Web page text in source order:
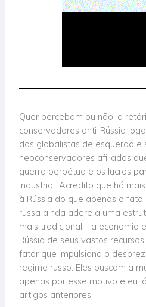
Quer percebam ou não, a
conservadores anti-Rússia
dos globalistas de esquerda e
neoconservadores afiliados
guerra perpétua e os lucros
industrial. Acredito que há
à Rússia do que apenas o
russa ainda adere a uma
mais tradicional – a economia
Rússia de seus vastos
fator que impulsiona o
regime russo. Eles buscam a
apenas por esse motivo e eu
artigos anteriores.